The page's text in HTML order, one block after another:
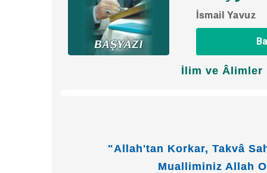
İsmail Yavuz
İlim ve Âlimler
"Allah'tan Korkar, Takvâ
Mualliminiz Allah